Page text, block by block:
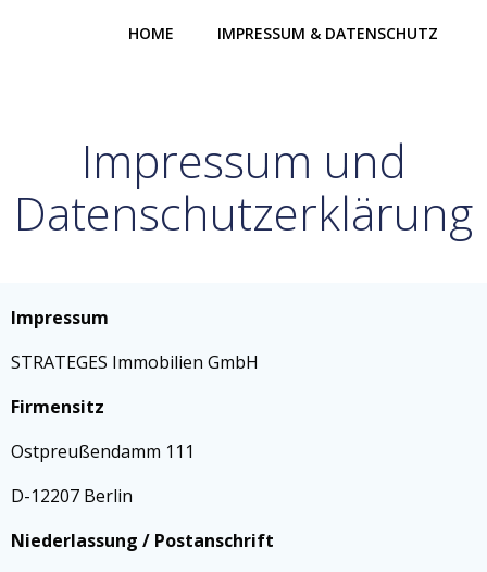
Inhalt
HOME IMPRESSUM & DATENSCHUTZ
Impressum und
Datenschutzerklärung
Impressum
STRATEGES Immobilien GmbH
Firmensitz
Ostpreußendamm 111
D-12207 Berlin
Niederlassung / Postanschrift